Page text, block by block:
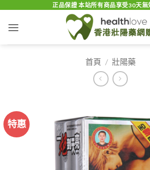
content
正品保證 本站所有商品享受30天無
首頁 / 壯陽藥
特惠